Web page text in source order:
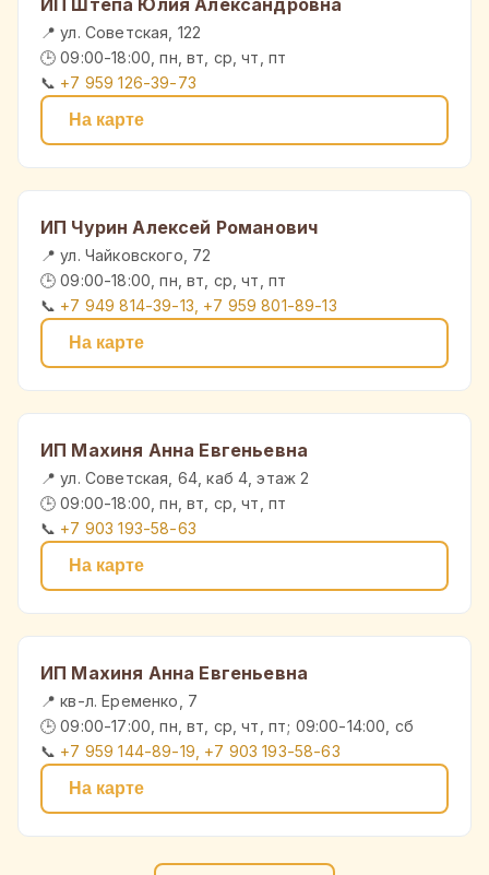
📍 ул. Советская, 122
🕒 09:00-18:00, пн, вт, ср, чт, пт
📞 +7 959 126-39-73
На карте
ИП Чурин Алексей Романович
📍 ул. Чайковского, 72
🕒 09:00-18:00, пн, вт, ср, чт, пт
📞 +7 949 814-39-13, +7 959 801-89-13
На карте
ИП Махиня Анна Евгеньевна
📍 ул. Советская, 64, каб 4, этаж 2
🕒 09:00-18:00, пн, вт, ср, чт, пт
📞 +7 903 193-58-63
На карте
ИП Махиня Анна Евгеньевна
📍 кв-л. Еременко, 7
🕒 09:00-17:00, пн, вт, ср, чт, пт; 09:00-14:00, сб
📞 +7 959 144-89-19, +7 903 193-58-63
На карте